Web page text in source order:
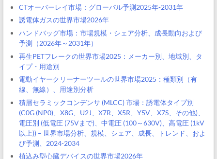
CTオーバーレイ市場：グローバル予測2025年-2031年
誘電体ガスの世界市場2026年
ハンドバッグ市場：市場規模・シェア分析、成長動向および
予測（2026年～2031年）
再生PETフレークの世界市場2025：メーカー別、地域別、タ
イプ・用途別
電動イヤークリーナーツールの世界市場2025：種類別（有
線、無線）、用途別分析
積層セラミックコンデンサ (MLCC) 市場：誘電体タイプ別
(C0G (NP0)、X8G、U2J、X7R、X5R、Y5V、X7S、その他)、
電圧別 (低電圧 (75Vまで)、中電圧 (100～630V)、高電圧 (1kV
以上)) – 世界市場分析、規模、シェア、成長、トレンド、およ
び予測、2024-2034
植込み型心臓デバイスの世界市場2026年